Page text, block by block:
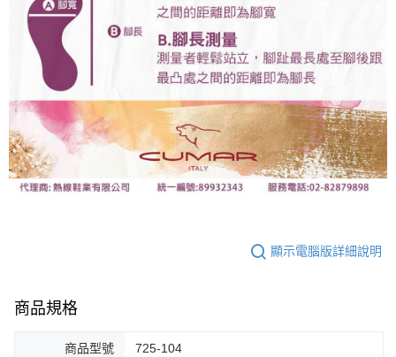
顯示電腦版詳細說明
商品規格
商品型號 725-104